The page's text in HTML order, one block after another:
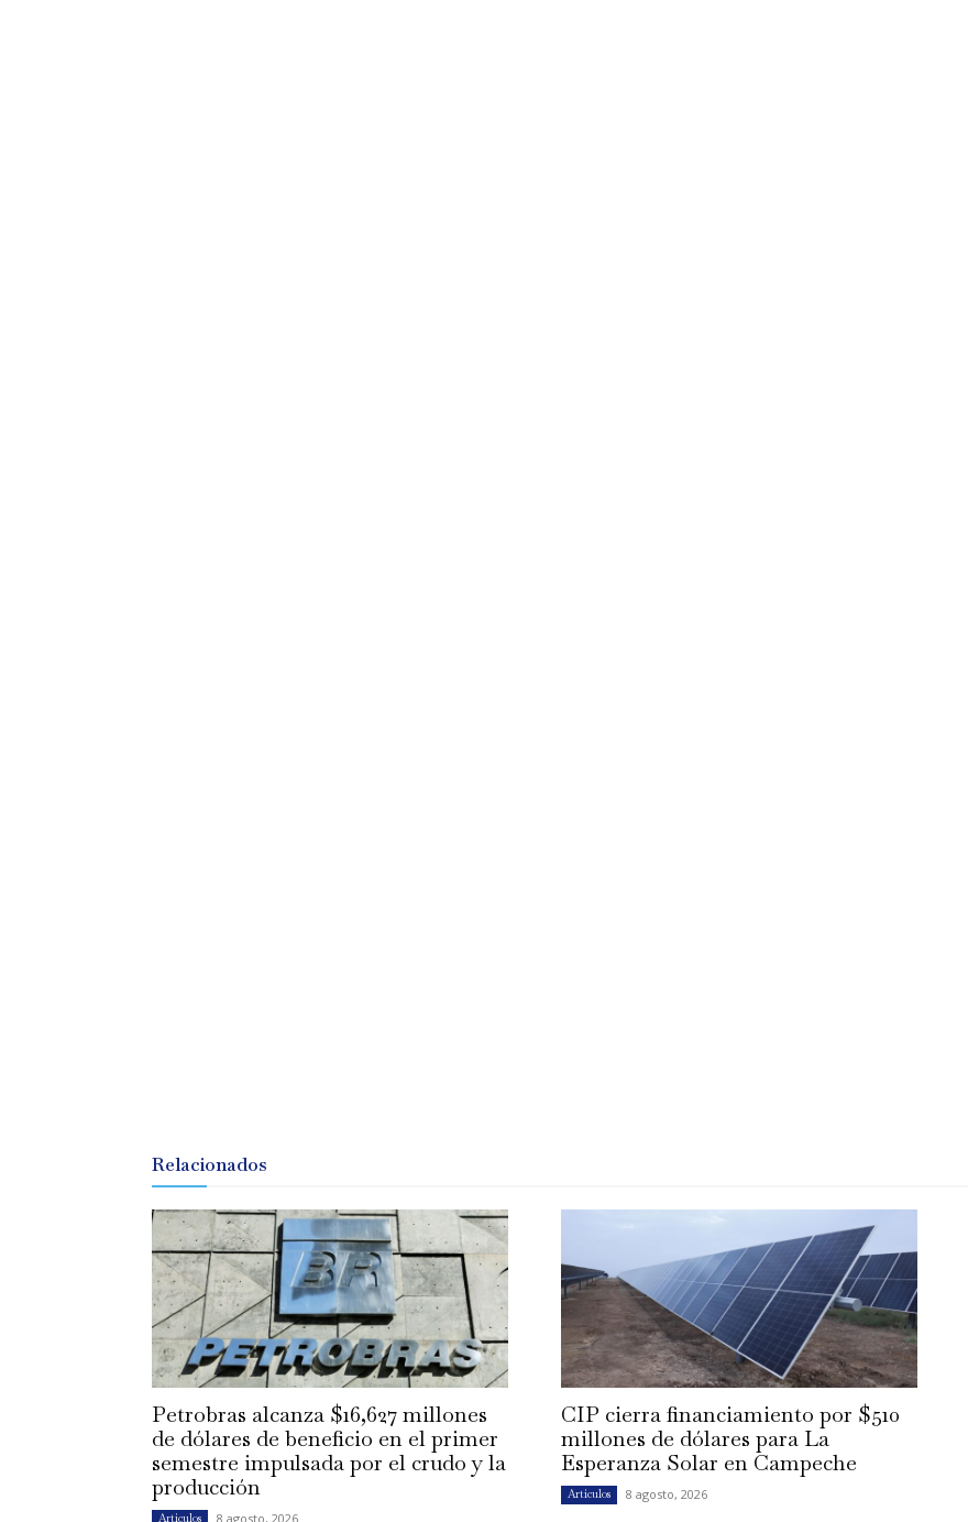
Relacionados
Petrobras alcanza $16,627 millones
de dólares de beneficio en el primer
semestre impulsada por el crudo y la
producción
Artículos 8 agosto, 2026
CIP cierra financiamiento por $510
millones de dólares para La
Esperanza Solar en Campeche
Artículos 8 agosto, 2026